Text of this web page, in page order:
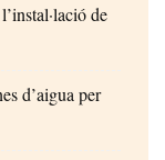
de
d’aigua per